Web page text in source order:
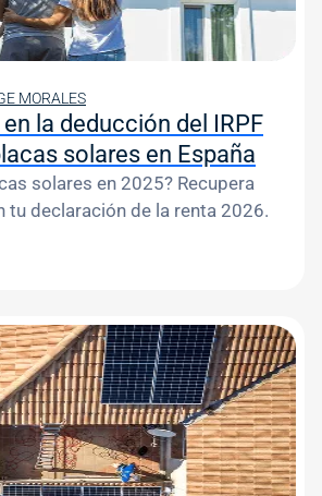
MORALES
la deducción del IRPF
solares en España
solares en 2025? Recupera
tu declaración de la renta 2026.